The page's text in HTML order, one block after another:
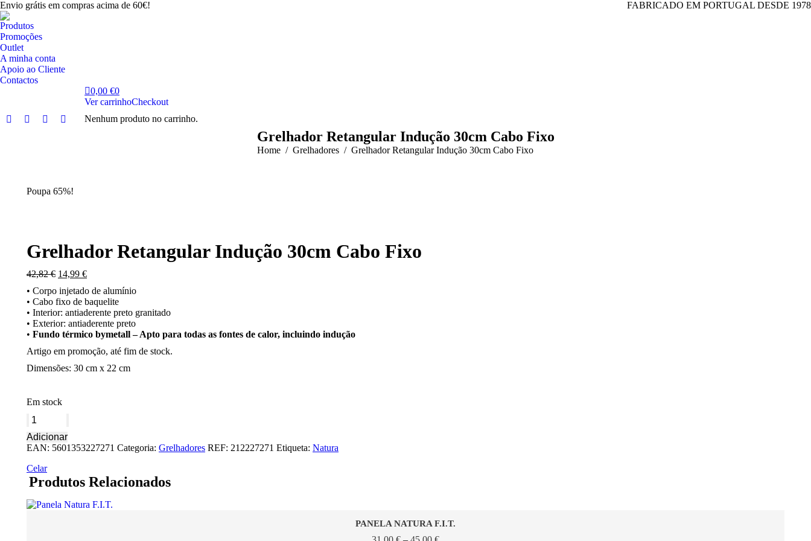
Envio grátis em compras acima de 60€!
FABRICADO EM PORTUGAL DESDE 1978
Produtos
Promoções
Outlet
A minha conta
Apoio ao Cliente
Contactos
Facebook
window
Instagram
window
YouTube
window
Linkedin
window
0,00 €0
Ver carrinhoCheckout
Nenhum produto no carrinho.
Grelhador Retangular Indução 30cm Cabo Fixo
You are here:
Home Grelhadores Grelhador Retangular Indução 30cm Cabo Fixo
Poupa 65%!
Grelhador Retangular Indução 30cm Cabo Fixo
42,82€ O
original
era:
42,82 €.
14,99 €O
atual
é:
14,99 €.
• Corpo injetado de alumínio
• Cabo fixo de baquelite
• Interior: antiaderente preto granitado
• Exterior: antiaderente preto
• Fundo térmico bymetall – Apto para todas as fontes de calor, incluindo indução
Artigo em promoção, até fim de stock.
Dimensões: 30 cm x 22 cm
Em stock
Quantidade
Grelhador
Retangular
30cm
Cabo
Adicionar
EAN: 5601353227271 Categoria: Grelhadores REF: 212227271 Etiqueta: Natura
Celar
Produtos Relacionados
PANELA NATURA F.I.T.